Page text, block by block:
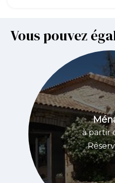
Vous pouvez
à partir